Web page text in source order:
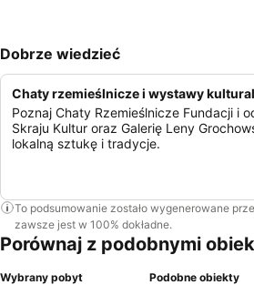
Dobrze wiedzieć
Chaty rzemieślnicze i wystawy
Poznaj Chaty Rzemieślnicze Fundacji i
Skraju Kultur oraz Galerię Leny
lokalną sztukę i tradycje.
To podsumowanie zostało wygenerowane
zawsze jest w 100% dokładne.
Porównaj z podobnymi
Wybrany pobyt Podobne obiekty